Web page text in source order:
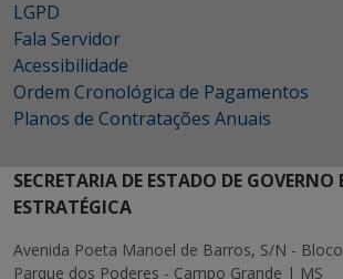
LGPD
Fala Servidor
Acessibilidade
Ordem Cronológica de Pagamentos
Planos de Contratações Anuais
SECRETARIA DE ESTADO DE GOVERNO
ESTRATÉGICA
Avenida Poeta Manoel de Barros, S/N -
Parque dos Poderes - Campo Grande | MS